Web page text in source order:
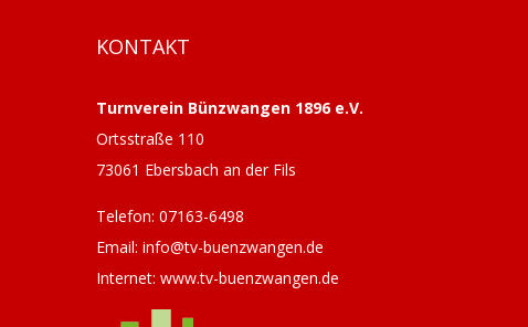
KONTAKT
Turnverein Bünzwangen 1896 e.V.
Ortsstraße 110
73061 Ebersbach an der Fils
Telefon: 07163-6498
Email: info@tv-buenzwangen.de
Internet: www.tv-buenzwangen.de